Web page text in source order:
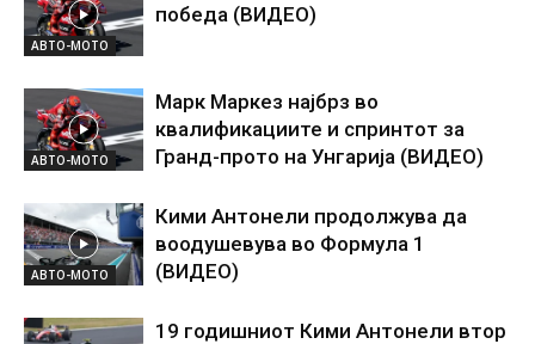
АВТО-МОТО
победа (ВИДЕО)
АВТО-МОТО
Марк Маркез најбрз во
квалификациите и спринтот за
Гранд-прото на Унгарија (ВИДЕО)
АВТО-МОТО
Кими Антонели продолжува да
воодушевува во Формула 1
(ВИДЕО)
19 годишниот Кими Антонели втор